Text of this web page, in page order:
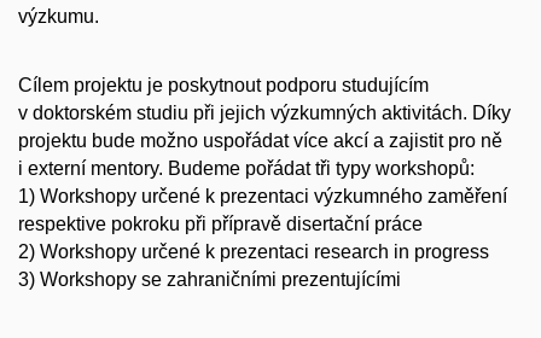
výzkumu.
Cílem projektu je poskytnout podporu studujícím
v doktorském studiu při jejich výzkumných aktivitách. Díky
projektu bude možno uspořádat více akcí a zajistit pro ně
i externí mentory. Budeme pořádat tři typy workshopů:
1) Workshopy určené k prezentaci výzkumného zaměření
respektive pokroku při přípravě disertační práce
2) Workshopy určené k prezentaci research in progress
3) Workshopy se zahraničními prezentujícími